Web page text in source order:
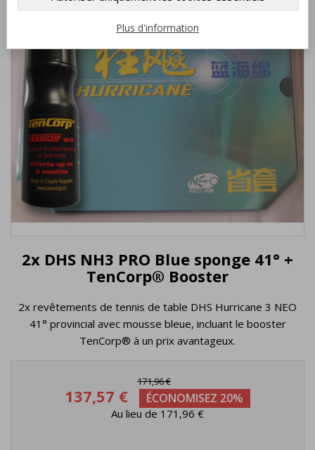
2x DHS NH3 PRO Blue sponge 41° +
TenCorp® Booster
2x revêtements de tennis de table DHS Hurricane 3 NEO
41° provincial avec mousse bleue, incluant le booster
TenCorp® à un prix avantageux.
171,96 €
137,57 € ÉCONOMISEZ 20%
Au lieu de 171,96 €
Plus d'information